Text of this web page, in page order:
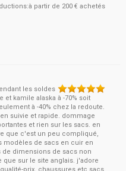
partir de 200 € achetés
les soldes
et kamile alaska à -70% soit
à -40% chez la redoute.
suivie et rapide. dommage
et rien sur les sacs. en
que c'est un peu compliqué,
modèles de sacs en cuir en
de dimensions de sacs non
que sur le site anglais. j'adore